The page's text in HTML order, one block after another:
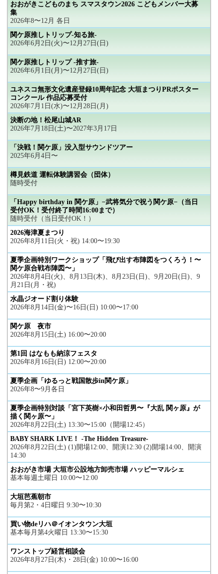
おおがきこどものまち スマスタウン2026 こどもメンバー大募
集
2026年8〜12月 各日
関ケ原推しトリップ-知る旅-
2026年6月2日(火)〜12月27日(日)
関ケ原推しトリップ -推す旅-
2026年6月1日(月)〜12月27日(日)
ユネスコ無形文化遺産登録10周年記念 大垣まつりPRポスター
コンクール 作品応募受付
2026年7月1日(水)〜12月28日(月)
決断の地！松尾山城AR
2026年7月18日(土)〜2027年3月17日
「決戦！関ケ原」没入型サウンドツアー
2025年6月4日〜
樽見鉄道 運転体験講習会（団体）
随時受付
「Happy birthday in 関ケ原」−武将気分で祝う関ケ原−（当日
受付OK！受付終了時間16:00まで）
随時受付（当日受付OK！）
2026海津夏まつり
2026年8月11日(火・祝) 14:00〜19:30
夏季企画特別ワークショップ「飛び出す布陣図をつくろう！〜
関ケ原合戦布陣図〜」
2026年8月4日(火)、8月13日(木)、8月23日(日)、9月20日(日)、9
月21日(月・祝)
水晶ジオード割り体験
2026年8月14日(金)〜16日(日) 10:00〜17:00
関ケ原 夜市
2026年8月15日(土) 16:00〜20:00
第1回 はなもも納涼フェスタ
2026年8月16日(日) 12:00〜20:00
夏季企画「ゆるっと戦国散歩in関ケ原」
2026年8〜9月各日
夏季企画特別対談「宮下英樹×小和田哲男〜『大乱 関ヶ原』が
描く関ヶ原〜」
2026年8月22日(土) 13:30〜15:00（開場12:45）
BABY SHARK LIVE！ -The Hidden Treasure-
2026年8月22日(土) (1)開場12:00、開演12:30 (2)開場14:00、開演
14:30
おおがき市場 大垣市公設地方卸売市場 ハッピーマルシェ
基本毎週土曜日 10:00〜12:00
大垣芭蕉朝市
毎月第2・4日曜日 9:30〜10:30
買い物deリハ＠イオンタウン大垣
基本毎月第4火曜日 13:30〜15:30
ワンストップ経営相談会
2026年8月27日(木)・28日(金) 10:00〜16:00